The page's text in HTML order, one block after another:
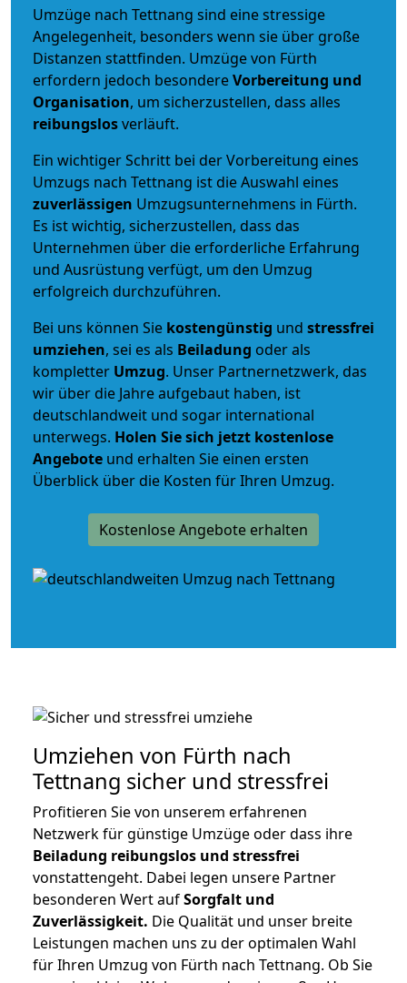
Umzüge nach Tettnang sind eine stressige
Angelegenheit, besonders wenn sie über große
Distanzen stattfinden. Umzüge von Fürth
erfordern jedoch besondereVorbereitung und
Organisation, um sicherzustellen, dass alles
reibungslosverläuft.
Ein wichtiger Schritt bei der Vorbereitung eines
Umzugs nach Tettnang ist die Auswahl eines
zuverlässigen Umzugsunternehmens in Fürth.
Es ist wichtig, sicherzustellen, dass das
Unternehmen über die erforderliche Erfahrung
und Ausrüstung verfügt, um den Umzug
erfolgreich durchzuführen.
Bei uns können Sie kostengünstig und stressfrei
umziehen, sei es als Beiladung oder als
kompletter Umzug. Unser Partnernetzwerk, das
wir über die Jahre aufgebaut haben, ist
deutschlandweit und sogar international
unterwegs. Holen Sie sich jetzt kostenlose
Angebote und erhalten Sie einen ersten
Überblick über die Kosten für Ihren Umzug.
Kostenlose Angebote erhalten
Umziehen von Fürth nach
Tettnang sicher und stressfrei
Profitieren Sie von unserem erfahrenen
Netzwerk für günstige Umzüge oder dass ihre
Beiladung reibungslos und stressfrei
vonstattengeht. Dabei legen unsere Partner
besonderen Wert aufSorgfalt und
Zuverlässigkeit. Die Qualität und unser breite
Leistungen machen uns zu der optimalen Wahl
für Ihren Umzug von Fürth nach Tettnang. Ob Sie